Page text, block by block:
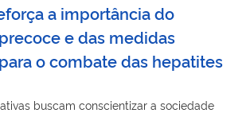
a importância do
e das medidas
o combate das hepatites
buscam conscientizar a sociedade